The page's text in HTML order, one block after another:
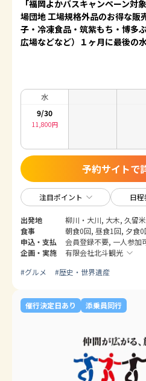
「福岡よかバスキャンペーン対
場団地 工場規格外品のお得な販
子・冷凍食品・筑紫もち・博多
広場などなど）１ヶ月に最後の
水
9/30
11,800円
予約サイトで
注目ポイント 日程
出発地
柳川・大川, 大木, 久留米
食事
朝食0回, 昼食1回, 夕食0
申込・支払
会員登録不要, 一人参加
企画・実施
有限会社北斗観光
#グルメ #歴史・世界遺産
催行決定日あり 添乗員同行